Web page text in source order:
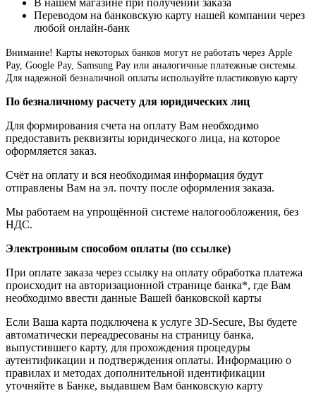
В нашем магазине при получении заказа
Переводом на банковскую карту нашей компании через
любой онлайн-банк
Внимание! Карты некоторых банков могут не работать через Apple
Pay, Google Pay, Samsung Pay или аналогичные платежные системы.
Для надежной безналичной оплаты используйте пластиковую карту
По безналичному расчету для юридических лиц
Для формирования счета на оплату Вам необходимо
предоставить реквизиты юридического лица, на которое
оформляется заказ.
Счёт на оплату и вся необходимая информация будут
отправлены Вам на эл. почту после оформления заказа.
Мы работаем на упрощённой системе налогообложения, без
НДС.
Электронным способом оплаты (по ссылке)
При оплате заказа через ссылку на оплату обработка платежа
происходит на авторизационной странице банка*, где Вам
необходимо ввести данные Вашей банковской карты
Если Ваша карта подключена к услуге 3D-Secure, Вы будете
автоматически переадресованы на страницу банка,
выпустившего карту, для прохождения процедуры
аутентификации и подтверждения оплаты. Информацию о
правилах и методах дополнительной идентификации
уточняйте в Банке, выдавшем Вам банковскую карту